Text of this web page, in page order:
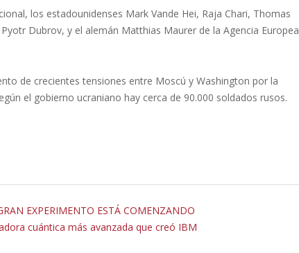
los estadounidenses Mark Vande Hei, Raja Chari, Thomas
Dubrov, y el alemán Matthias Maurer de la Agencia Europea
de crecientes tensiones entre Moscú y Washington por la
el gobierno ucraniano hay cerca de 90.000 soldados rusos.
EXPERIMENTO ESTÁ COMENZANDO
cuántica más avanzada que creó IBM